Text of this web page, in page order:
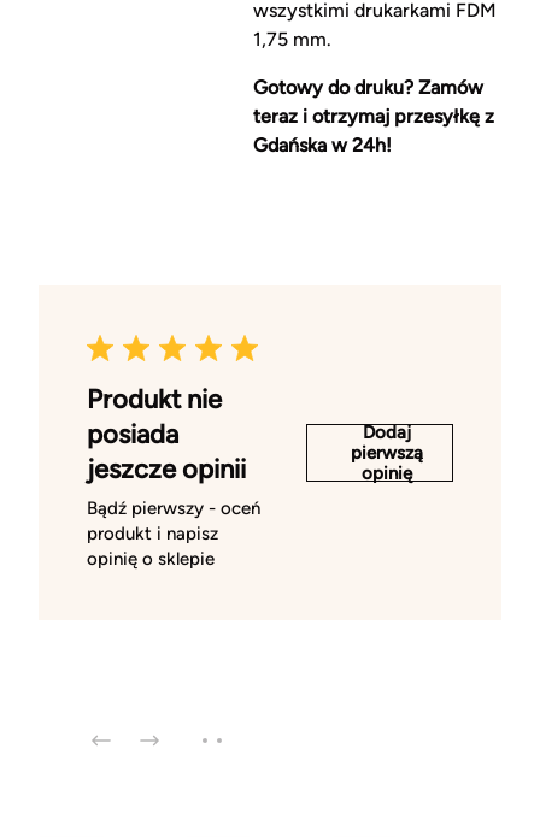
wszystkimi drukarkami FDM
1,75 mm.
Gotowy do druku? Zamów
teraz i otrzymaj przesyłkę z
Gdańska w 24h!
Produkt nie
posiada
jeszcze opinii
Bądź pierwszy - oceń
produkt i napisz
opinię o sklepie
Dodaj
pierwszą
opinię